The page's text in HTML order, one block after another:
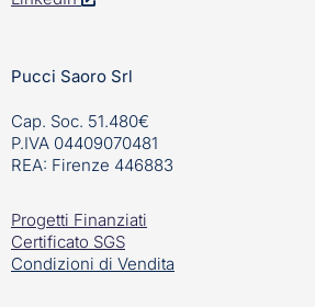
Pucci Saoro Srl
Cap. Soc. 51.480€
P.IVA 04409070481
REA: Firenze 446883
Progetti Finanziati
Certificato SGS
Condizioni di Vendita